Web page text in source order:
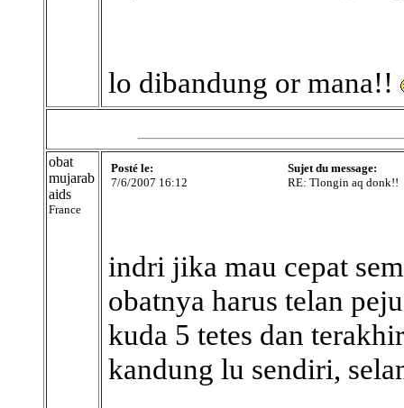
lo dibandung or mana!!
obat
mujarab
aids
France
Posté le:
7/6/2007 16:12
Sujet du message:
RE: Tlongin aq donk!!
indri jika mau cepat
obatnya harus telan
kuda 5 tetes dan
kandung lu sendiri,